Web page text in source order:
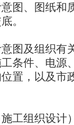
图、图纸和
。
图及组织有
条件、电源
置，以及市
工组织设计